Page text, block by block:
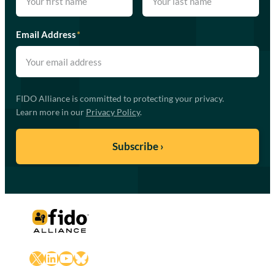
Email Address*
FIDO Alliance is committed to protecting your privacy.
Learn more in our Privacy Policy.
X LinkedIn
YouTube
Bluesky